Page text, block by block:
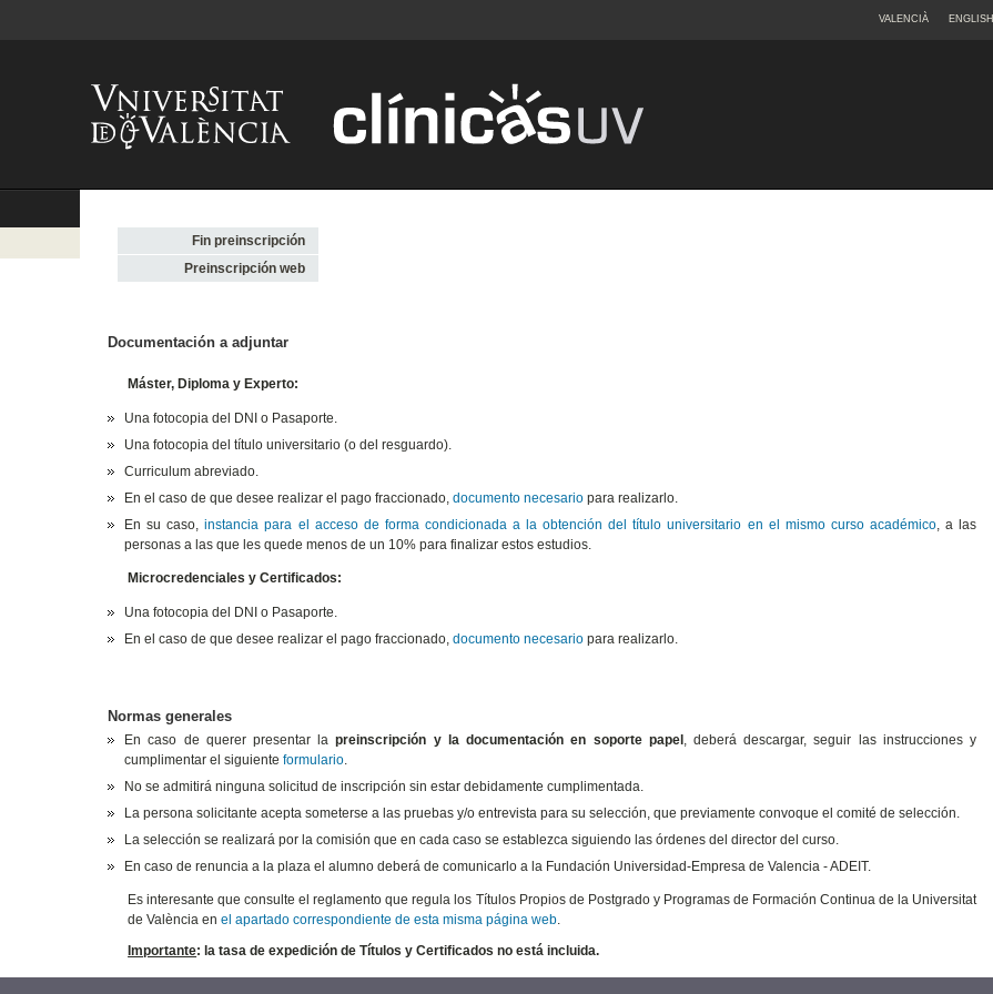
VALENCIÀ ENGLISH
Fin preinscripción
Preinscripción web
Documentación a adjuntar
Máster, Diploma y Experto:
Una fotocopia del DNI o Pasaporte.
Una fotocopia del título universitario (o del resguardo).
Curriculum abreviado.
En el caso de que desee realizar el pago fraccionado,documento necesario para realizarlo.
En su caso,instancia para el acceso de forma condicionada a la obtención del título universitario en el mismo curso académico, a las
personas a las que les quede menos de un 10% para finalizar estos estudios.
Microcredenciales y Certificados:
Una fotocopia del DNI o Pasaporte.
En el caso de que desee realizar el pago fraccionado,documento necesario para realizarlo.
Normas generales
En caso de querer presentar lapreinscripción y la documentación en soporte papel , deberá descargar, seguir las instrucciones y
cumplimentar el siguienteformulario.
No se admitirá ninguna solicitud de inscripción sin estar debidamente cumplimentada.
La persona solicitante acepta someterse a las pruebas y/o entrevista para su selección, que previamente convoque el comité de selección.
La selección se realizará por la comisión que en cada caso se establezca siguiendo las órdenes del director del curso.
En caso de renuncia a la plaza el alumno deberá de comunicarlo a la Fundación Universidad-Empresa de Valencia - ADEIT.
Es interesante que consulte el reglamento que regula los Títulos Propios de Postgrado y Programas de Formación Continua de la Universitat
de València enel apartado correspondiente de esta misma página web.
Importante: la tasa de expedición de Títulos y Certificados no está incluida.